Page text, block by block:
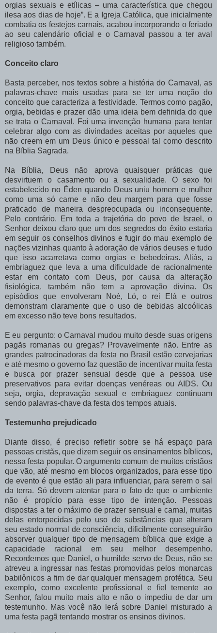
orgias sexuais e etílicas – uma característica que chegou
ilesa aos dias de hoje”. E a Igreja Católica, que inicialmente
combatia os festejos carnais, acabou incorporando o feriado
ao seu calendário oficial e o Carnaval passou a ter aval
religioso também.
Conceito claro
Basta perceber, nos textos sobre a história do Carnaval, as
palavras-chave mais usadas para se ter uma noção do
conceito que caracteriza a festividade. Termos como pagão,
orgia, bebidas e prazer dão uma ideia bem definida do que
se trata o Carnaval. Foi uma invenção humana para tentar
celebrar algo com as divindades aceitas por aqueles que
não creem em um Deus único e pessoal tal como descrito
na Bíblia Sagrada.
Na Bíblia, Deus não aprova quaisquer práticas que
desvirtuem o casamento ou a sexualidade. O sexo foi
estabelecido no Éden quando Deus uniu homem e mulher
como uma só carne e não deu margem para que fosse
praticado de maneira despreocupada ou inconsequente.
Pelo contrário. Em toda a trajetória do povo de Israel, o
Senhor deixou claro que um dos segredos do êxito estaria
em seguir os conselhos divinos e fugir do mau exemplo de
nações vizinhas quanto à adoração de vários deuses e tudo
que isso acarretava como orgias e bebedeiras. Aliás, a
embriaguez que leva a uma dificuldade de racionalmente
estar em contato com Deus, por causa da alteração
fisiológica, também não tem a aprovação divina. Os
episódios que envolveram Noé, Ló, o rei Elá e outros
demonstram claramente que o uso de bebidas alcoólicas
em excesso não teve bons resultados.
E eu pergunto: o Carnaval mudou muito desde suas origens
pagãs romanas ou gregas? Provavelmente não. Entre as
grandes patrocinadoras da festa no Brasil estão cervejarias
e até mesmo o governo faz questão de incentivar muita festa
e busca por prazer sensual desde que a pessoa use
preservativos para evitar doenças venéreas ou AIDS. Ou
seja, orgia, depravação sexual e embriaguez continuam
sendo palavras-chave da festa dos tempos atuais.
Testemunho prejudicado
Diante disso, é preciso refletir sobre se há espaço para
pessoas cristãs, que dizem seguir os ensinamentos bíblicos,
nessa festa popular. O argumento comum de muitos cristãos
que vão, até mesmo em blocos organizados, para esse tipo
de evento é que estão ali para influenciar, para serem o sal
da terra. Só devem atentar para o fato de que o ambiente
não é propício para esse tipo de intenção. Pessoas
dispostas a ter o máximo de prazer sensual e carnal, muitas
delas entorpecidas pelo uso de substâncias que alteram
seu estado normal de consciência, dificilmente conseguirão
absorver qualquer tipo de mensagem bíblica que exige a
capacidade racional em seu melhor desempenho.
Recordemos que Daniel, o humilde servo de Deus, não se
atreveu a ingressar nas festas promovidas pelos monarcas
babilônicos a fim de dar qualquer mensagem profética. Seu
exemplo, como excelente profissional e fiel temente ao
Senhor, falou muito mais alto e não o impediu de dar um
testemunho. Mas você não lerá sobre Daniel misturado a
uma festa pagã tentando mostrar os ensinos divinos.